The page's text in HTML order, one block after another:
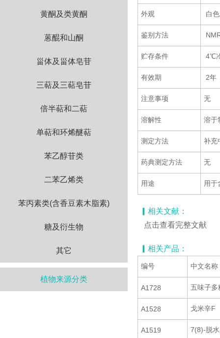
黄酮及类黄酮
蒽醌和山酮
甾体及甾体皂苷
三萜及三萜皂苷
倍半萜和二萜
单萜和环烯醚萜
苯乙醇苷类
二苯乙烯类
苯丙素类(含香豆素木脂素)
糖及衍生物
其它
植物来源分类
外观 白
4℃
2年
无
鉴别方法
贮存条件
有效期
注意事项
溶解性 溶于
测定方法 补充
药典测定方法 无
用途 用于
▎相关文献：
点击查看完整文献
▎相关产品：
编号 中文名称
A1728 五味子多
A1528 戈米辛F
A1519 7(8)-脱